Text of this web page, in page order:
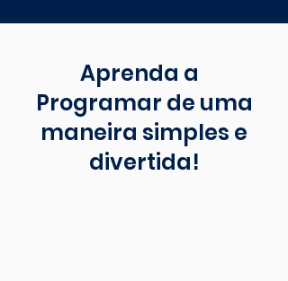
Aprenda a
Programar de uma
maneira simples e
divertida!